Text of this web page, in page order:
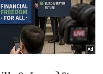
Chứng khoán
Giá cà phê